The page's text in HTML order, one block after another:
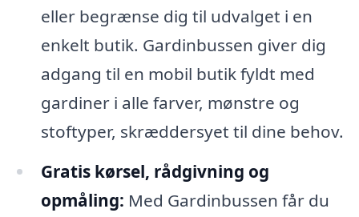
eller begrænse dig til udvalget i en
enkelt butik. Gardinbussen giver dig
adgang til en mobil butik fyldt med
gardiner i alle farver, mønstre og
stoftyper, skræddersyet til dine behov.
Gratis kørsel, rådgivning og
opmåling: Med Gardinbussen får du